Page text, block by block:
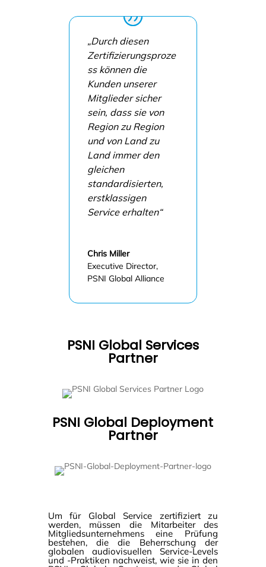
„Durch diesen
Zertifizierungsproze
ss können die
Kunden unserer
Mitglieder sicher
sein, dass sie von
Region zu Region
und von Land zu
Land immer den
gleichen
standardisierten,
erstklassigen
Service erhalten“
Chris Miller
Executive Director,
PSNI Global Alliance
PSNI Global Services
Partner
PSNI Global Deployment
Partner
Um für Global Service zertifiziert zu
werden, müssen die Mitarbeiter des
Mitgliedsunternehmens eine Prüfung
bestehen, die die Beherrschung der
globalen audiovisuellen Service-Levels
und -Praktiken nachweist, wie sie in den